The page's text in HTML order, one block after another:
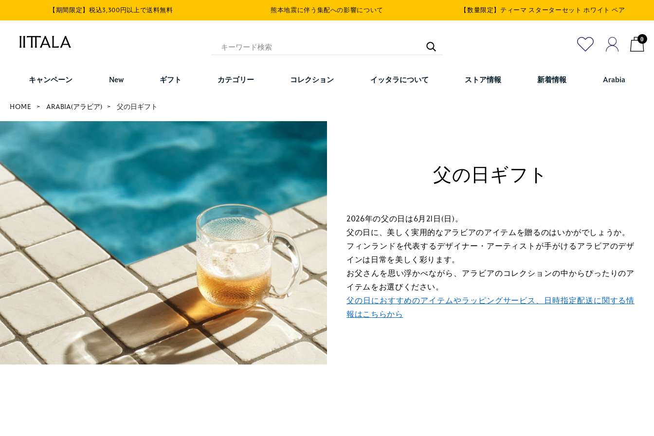
【期間限定】税込3,300円以上で送料無料 熊本地震に伴う集配への影響について 【数量限定】ティーマ スターターセット ホワイト ペア
0
キャンペーン New ギフト カテゴリー コレクション イッタラについて ストア情報 新着情報 Arabia
HOME ARABIA(アラビア) 父の日ギフト
父の日ギフト
2026年の父の日は6月21日(日)。
父の日に、美しく実用的なアラビアのアイテムを贈るのはいかがでしょうか。
フィンランドを代表するデザイナー・アーティストが手がけるアラビアのデザ
インは日常を美しく彩ります。
お父さんを思い浮かべながら、アラビアのコレクションの中からぴったりのア
イテムをお選びください。
父の日におすすめのアイテムやラッピングサービス、日時指定配送に関する情
報はこちらから